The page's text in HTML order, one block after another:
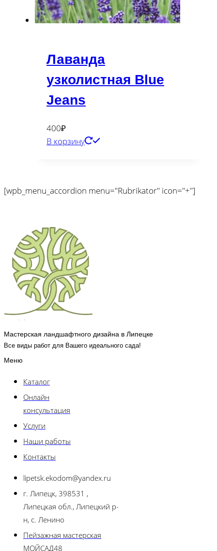
Лаванда
узколистная Blue
Jeans
400₽
В корзину
[wpb_menu_accordion menu="Rubrikator" icon="+"]
Мастерская ландшафтного дизайна в Липецке
Все виды работ для Вашего идеального сада!
Меню
Каталог
Онлайн
консультация
Услуги
Наши работы
Контакты
lipetsk.ekodom@yandex.ru
г. Липецк, 398531 ,
Липецкая обл., Липецкий р-
н, с. Ленино
Пейзажная мастерская
МОЙСАД48